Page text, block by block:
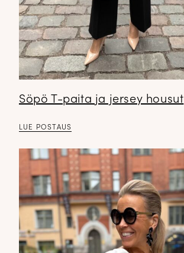
Söpö T-paita ja jersey housut
LUE POSTAUS